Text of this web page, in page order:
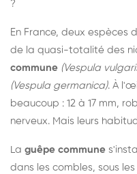
?
En France, deux espèces
de la quasi-totalité des
commune (Vespula
(Vespula germanica). À
beaucoup : 12 à 17 mm,
nerveux. Mais leurs
La guêpe commune
dans les combles, sous